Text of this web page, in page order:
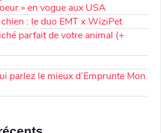
» en vogue aux USA
: le duo EMT x WiziPet
parfait de votre animal (+
parlez le mieux d’Emprunte Mon